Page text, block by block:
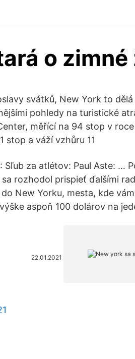
o zimné
svátků, New York to
pohledy na turistické
měřící na 94 stop v
stop a váží vzhůru 11
Sľub za atlétov: Paul Aste: …
rozhodol prispieť ďalšími
New Yorku, mesta, kde
aspoň 100 dolárov na
22.01.2021